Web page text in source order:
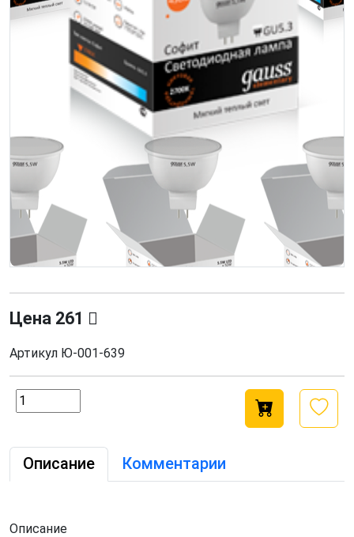
Цена 261
Артикул Ю-001-639
Описание Комментарии
Описание